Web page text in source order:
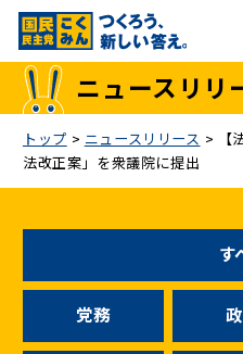
国民民主党トップ
議員
候補者公募
ニュースリリ
トップ > ニュースリリース >
法改正案」を衆議院に提出
す
党務